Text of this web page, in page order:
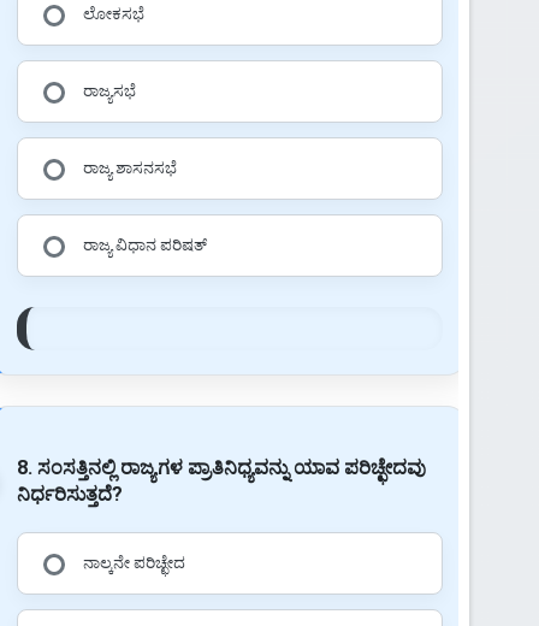
ಲೋಕಸಭೆ
ರಾಜ್ಯಸಭೆ
ರಾಜ್ಯ ಶಾಸನಸಭೆ
ರಾಜ್ಯ ವಿಧಾನ ಪರಿಷತ್
8. ಸಂಸತ್ತಿನಲ್ಲಿ ರಾಜ್ಯಗಳ ಪ್ರಾತಿನಿಧ್ಯವನ್ನು ಯಾವ ಪರಿಚ್ಛೇದವು
ನಿರ್ಧರಿಸುತ್ತದೆ?
ನಾಲ್ಕನೇ ಪರಿಚ್ಛೇದ